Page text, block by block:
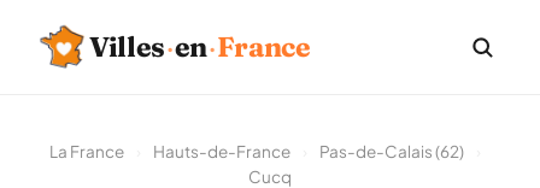
Villes·en·France
La France Hauts-de-France Pas-de-Calais (62)
Cucq